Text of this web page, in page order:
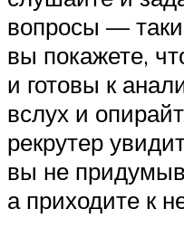
вопросы —
вы покажете,
и готовы к
вслух и
рекрутер
вы не
а приходите к